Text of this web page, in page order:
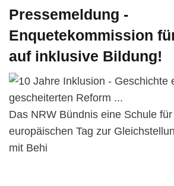
Pressemeldung -
Enquetekommission
auf inklusive Bildung!
Das NRW Bündnis eine Schule
europäischen Tag zur
mit Behi